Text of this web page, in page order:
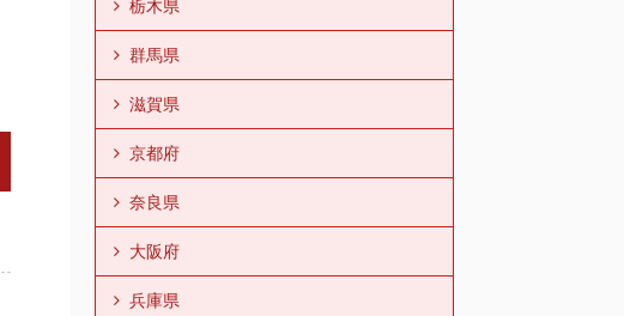
栃木県
群馬県
滋賀県
京都府
奈良県
大阪府
兵庫県